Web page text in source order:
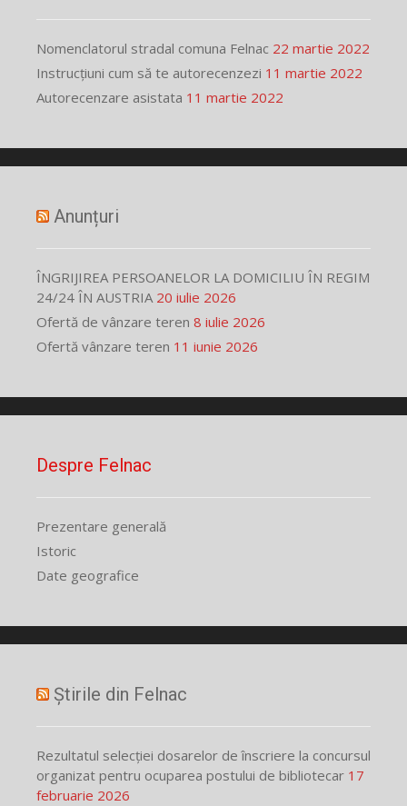
Nomenclatorul stradal comuna Felnac 22 martie 2022
Instrucțiuni cum să te autorecenzezi 11 martie 2022
Autorecenzare asistata 11 martie 2022
Anunțuri
ÎNGRIJIREA PERSOANELOR LA DOMICILIU ÎN REGIM
24/24 ÎN AUSTRIA 20 iulie 2026
Ofertă de vânzare teren 8 iulie 2026
Ofertă vânzare teren 11 iunie 2026
Despre Felnac
Prezentare generală
Istoric
Date geografice
Știrile din Felnac
Rezultatul selecției dosarelor de înscriere la concursul
organizat pentru ocuparea postului de bibliotecar 17
februarie 2026